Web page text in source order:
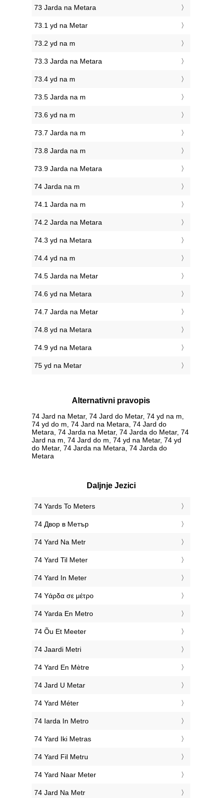
73 Jarda na Metara
73.1 yd na Metar
73.2 yd na m
73.3 Jarda na Metara
73.4 yd na m
73.5 Jarda na m
73.6 yd na m
73.7 Jarda na m
73.8 Jarda na m
73.9 Jarda na Metara
74 Jarda na m
74.1 Jarda na m
74.2 Jarda na Metara
74.3 yd na Metara
74.4 yd na m
74.5 Jarda na Metar
74.6 yd na Metara
74.7 Jarda na Metar
74.8 yd na Metara
74.9 yd na Metara
75 yd na Metar
Alternativni pravopis
74 Jard na Metar, 74 Jard do Metar, 74 yd na m,
74 yd do m, 74 Jard na Metara, 74 Jard do
Metara, 74 Jarda na Metar, 74 Jarda do Metar, 74
Jard na m, 74 Jard do m, 74 yd na Metar, 74 yd
do Metar, 74 Jarda na Metara, 74 Jarda do
Metara
Daljnje Jezici
‎74 Yards To Meters
‎74 Двор в Метър
‎74 Yard Na Metr
‎74 Yard Til Meter
‎74 Yard In Meter
‎74 Υάρδα σε μέτρο
‎74 Yarda En Metro
‎74 Õu Et Meeter
‎74 Jaardi Metri
‎74 Yard En Mètre
‎74 Jard U Metar
‎74 Yard Méter
‎74 Iarda In Metro
‎74 Yard Iki Metras
‎74 Yard Fil Metru
‎74 Yard Naar Meter
‎74 Jard Na Metr